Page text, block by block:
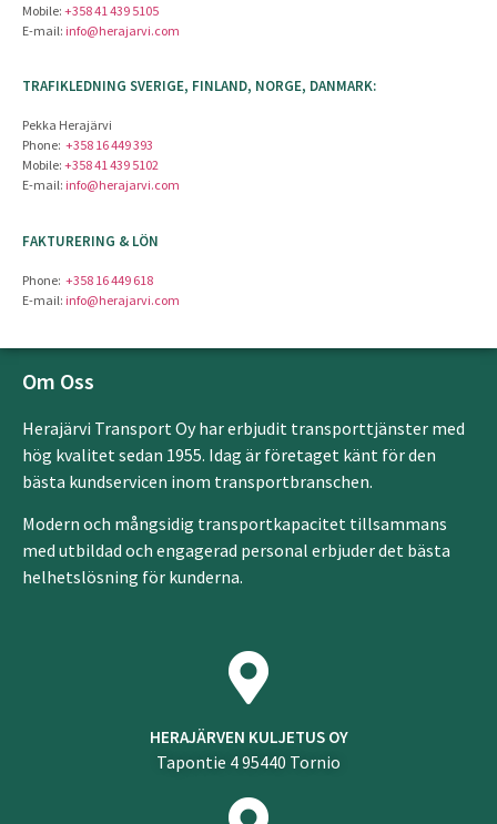
Mobile: +358 41 439 5105
E-mail: info@herajarvi.com
TRAFIKLEDNING SVERIGE, FINLAND, NORGE, DANMARK:
Pekka Herajärvi
Phone: +358 16 449 393
Mobile: +358 41 439 5102
E-mail: info@herajarvi.com
FAKTURERING & LÖN
Phone: +358 16 449 618
E-mail: info@herajarvi.com
Om Oss
Herajärvi Transport Oy har erbjudit transporttjänster med
hög kvalitet sedan 1955. Idag är företaget känt för den
bästa kundservicen inom transportbranschen.
Modern och mångsidig transportkapacitet tillsammans
med utbildad och engagerad personal erbjuder det bästa
helhetslösning för kunderna.
HERAJÄRVEN KULJETUS OY
Tapontie 4 95440 Tornio